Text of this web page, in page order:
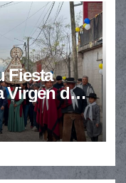
Fiesta
Virgen del